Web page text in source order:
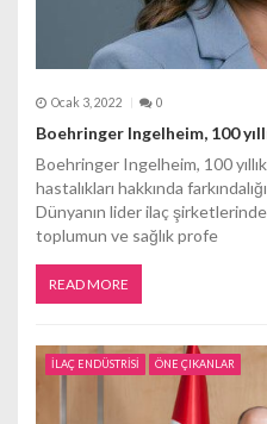
Ocak 3, 2022 0
Boehringer Ingelheim, 100
Boehringer Ingelheim, 100
hastalıkları hakkında
Dünyanın lider ilaç
toplumun ve sağlık profe
READ MORE
İLAÇ ENDÜSTRİSİ ÖNE ÇIKANLAR